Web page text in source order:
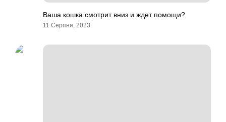
Ваша кошка смотрит вниз и ждет помощи?
11 Серпня, 2023